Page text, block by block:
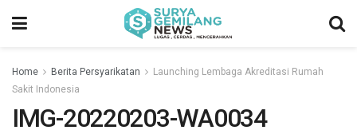
Home Berita Persyarikatan
Launching Lembaga Akreditasi Rumah
Sakit Indonesia
IMG-20220203-WA0034